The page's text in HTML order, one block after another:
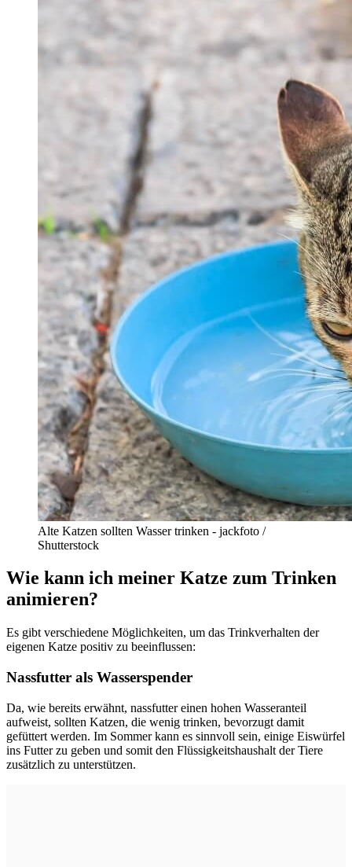
Alte Katzen sollten Wasser trinken - jackfoto /
Shutterstock
Wie kann ich meiner Katze zum Trinken
animieren?
Es gibt verschiedene Möglichkeiten, um das Trinkverhalten der
eigenen Katze positiv zu beeinflussen:
Nassfutter als Wasserspender
Da, wie bereits erwähnt, nassfutter einen hohen Wasseranteil
aufweist, sollten Katzen, die wenig trinken, bevorzugt damit
gefüttert werden. Im Sommer kann es sinnvoll sein, einige Eiswürfel
ins Futter zu geben und somit den Flüssigkeitshaushalt der Tiere
zusätzlich zu unterstützen.